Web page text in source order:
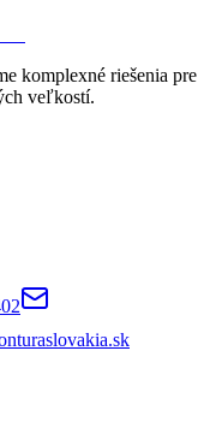
komplexné riešenia pre
veľkostí.